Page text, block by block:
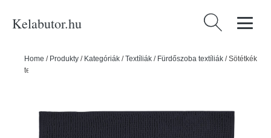
Kelabutor.hu Keresés:
Home / Produkty / Kategóriák /Textíliák / Fürdőszoba textíliák /Sötétkék
textil fürdőszobai kilépő 50x80 cm Chenille – Allstar